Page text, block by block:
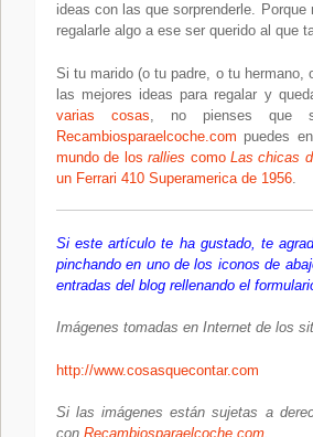
ideas con las que sorprenderle.
regalarle algo a ese ser querido al que
Si tu marido (o tu padre, o tu hermano,
las mejores ideas para regalar y
varias cosas , no pienses que
Recambiosparaelcoche.com puedes
mundo de losrallies como Las chicas
un Ferrari 410 Superamerica de 1956
Si este artículo te ha gustado, te
pinchando en uno de los iconos de
entradas del blog rellenando el
Imágenes tomadas en Internet de los
http://www.cosasquecontar.com
Si las imágenes están sujetas a
con Recambiosparaelcoche.com.